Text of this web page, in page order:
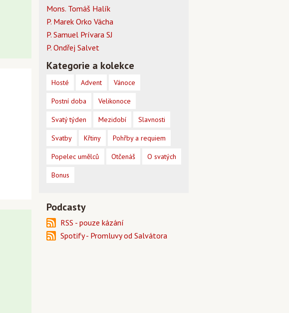
Mons. Tomáš Halík
P. Marek Orko Vácha
P. Samuel Prívara SJ
P. Ondřej Salvet
Kategorie a kolekce
Hosté Advent Vánoce
Postní doba Velikonoce
Svatý týden Mezidobí Slavnosti
Svatby Křtiny Pohřby a requiem
Popelec umělců Otčenáš O svatých
Bonus
Podcasty
RSS - pouze kázání
Spotify - Promluvy od Salvátora